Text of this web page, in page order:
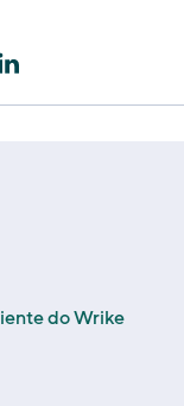
do Wrike